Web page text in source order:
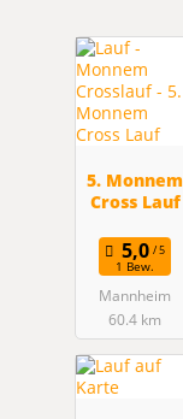
5. Monnem
Cross Lauf
1 Bew.
Mannheim
60.4 km